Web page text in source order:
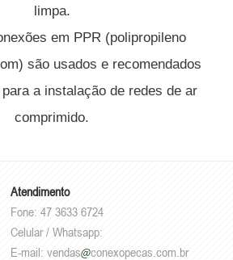
limpa.
em PPR (polipropileno
são usados e recomendados
a instalação de redes de ar
comprimido.
Atendimento
Fone: 47 3633 6724
Celular / Whatsapp:
E-mail: vendas conexopecas.com.br